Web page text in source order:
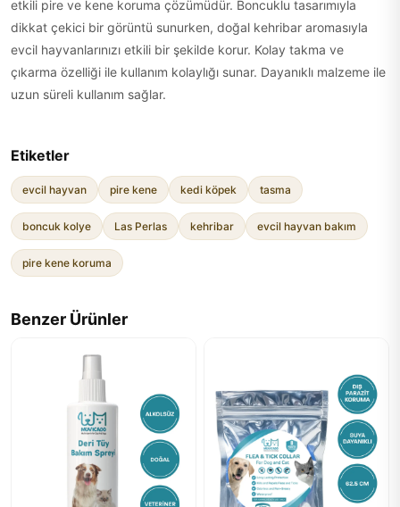
etkili pire ve kene koruma çözümüdür. Boncuklu tasarımıyla
dikkat çekici bir görüntü sunurken, doğal kehribar aromasıyla
evcil hayvanlarınızı etkili bir şekilde korur. Kolay takma ve
çıkarma özelliği ile kullanım kolaylığı sunar. Dayanıklı malzeme ile
uzun süreli kullanım sağlar.
Etiketler
evcil hayvan pire kene kedi köpek tasma
boncuk kolye Las Perlas kehribar evcil hayvan bakım
pire kene koruma
Benzer Ürünler